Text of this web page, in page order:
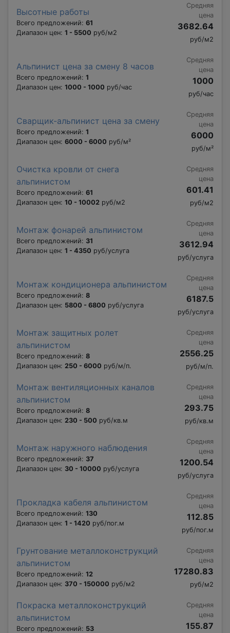
Высотные работы
Всего предложений: 61
Диапазон цен: 1 - 5500 руб/м2
Средняя
цена
3682.64
руб/м2
Альпинист цена за смену 8 часов
Всего предложений: 1
Диапазон цен: 1000 - 1000 руб/час
Средняя
цена
1000
руб/час
Сварщик-альпинист цена за смену
Всего предложений: 1
Диапазон цен: 6000 - 6000 руб/м²
Средняя
цена
6000
руб/м²
Очистка кровли от снега
альпинистом
Всего предложений: 61
Диапазон цен: 10 - 10002 руб/м2
Средняя
цена
601.41
руб/м2
Монтаж фонарей альпинистом
Всего предложений: 31
Диапазон цен: 1 - 4350 руб/услуга
Средняя
цена
3612.94
руб/услуга
Монтаж кондиционера альпинистом
Всего предложений: 8
Диапазон цен: 5800 - 6800 руб/услуга
Средняя
цена
6187.5
руб/услуга
Монтаж защитных ролет
альпинистом
Всего предложений: 8
Диапазон цен: 250 - 6000 руб/м/п.
Средняя
цена
2556.25
руб/м/п.
Монтаж вентиляционных каналов
альпинистом
Всего предложений: 8
Диапазон цен: 230 - 500 руб/кв.м
Средняя
цена
293.75
руб/кв.м
Монтаж наружного наблюдения
Всего предложений: 37
Диапазон цен: 30 - 10000 руб/услуга
Средняя
цена
1200.54
руб/услуга
Прокладка кабеля альпинистом
Всего предложений: 130
Диапазон цен: 1 - 1420 руб/пог.м
Средняя
цена
112.85
руб/пог.м
Грунтование металлоконструкций
альпинистом
Всего предложений: 12
Диапазон цен: 370 - 150000 руб/м2
Средняя
цена
17280.83
руб/м2
Покраска металлоконструкций
альпинистом
Всего предложений: 53
Средняя
цена
155.87